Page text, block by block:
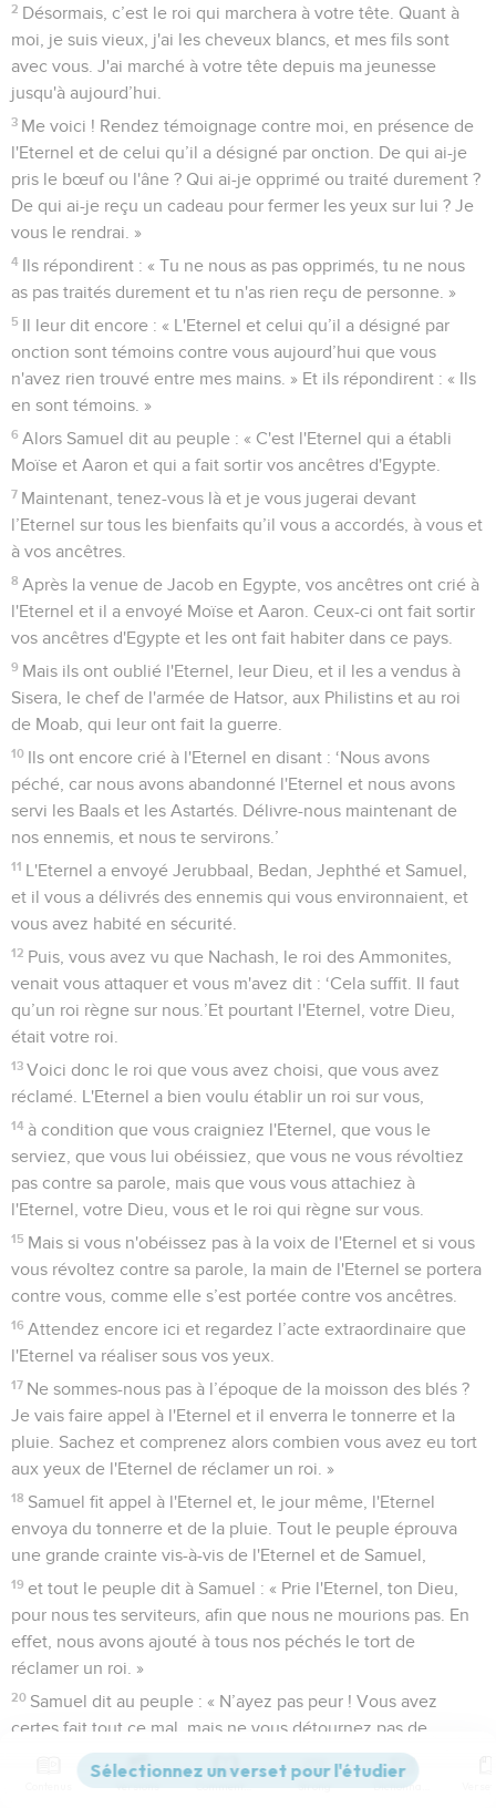
2 Désormais, c’est le roi qui marchera à votre tête. Quant à
moi, je suis vieux, j'ai les cheveux blancs, et mes fils sont
avec vous. J'ai marché à votre tête depuis ma jeunesse
jusqu'à aujourd’hui.
3 Me voici ! Rendez témoignage contre moi, en présence de
l'Eternel et de celui qu’il a désigné par onction. De qui ai-je
pris le bœuf ou l'âne ? Qui ai-je opprimé ou traité durement ?
De qui ai-je reçu un cadeau pour fermer les yeux sur lui ? Je
vous le rendrai. »
4 Ils répondirent : « Tu ne nous as pas opprimés, tu ne nous
as pas traités durement et tu n'as rien reçu de personne. »
5 Il leur dit encore : « L'Eternel et celui qu’il a désigné par
onction sont témoins contre vous aujourd’hui que vous
n'avez rien trouvé entre mes mains. » Et ils répondirent : « Ils
en sont témoins. »
6 Alors Samuel dit au peuple : « C'est l'Eternel qui a établi
Moïse et Aaron et qui a fait sortir vos ancêtres d'Egypte.
7 Maintenant, tenez-vous là et je vous jugerai devant
l’Eternel sur tous les bienfaits qu’il vous a accordés, à vous et
à vos ancêtres.
8 Après la venue de Jacob en Egypte, vos ancêtres ont crié à
l'Eternel et il a envoyé Moïse et Aaron. Ceux-ci ont fait sortir
vos ancêtres d'Egypte et les ont fait habiter dans ce pays.
9 Mais ils ont oublié l'Eternel, leur Dieu, et il les a vendus à
Sisera, le chef de l'armée de Hatsor, aux Philistins et au roi
de Moab, qui leur ont fait la guerre.
10 Ils ont encore crié à l'Eternel en disant : ‘Nous avons
péché, car nous avons abandonné l'Eternel et nous avons
servi les Baals et les Astartés. Délivre-nous maintenant de
nos ennemis, et nous te servirons.’
11 L'Eternel a envoyé Jerubbaal, Bedan, Jephthé et Samuel,
et il vous a délivrés des ennemis qui vous environnaient, et
vous avez habité en sécurité.
12 Puis, vous avez vu que Nachash, le roi des Ammonites,
venait vous attaquer et vous m'avez dit : ‘Cela suffit. Il faut
qu’un roi règne sur nous.’Et pourtant l'Eternel, votre Dieu,
était votre roi.
13 Voici donc le roi que vous avez choisi, que vous avez
réclamé. L'Eternel a bien voulu établir un roi sur vous,
14 à condition que vous craigniez l'Eternel, que vous le
serviez, que vous lui obéissiez, que vous ne vous révoltiez
pas contre sa parole, mais que vous vous attachiez à
l'Eternel, votre Dieu, vous et le roi qui règne sur vous.
15 Mais si vous n'obéissez pas à la voix de l'Eternel et si vous
vous révoltez contre sa parole, la main de l'Eternel se portera
contre vous, comme elle s’est portée contre vos ancêtres.
16 Attendez encore ici et regardez l’acte extraordinaire que
l'Eternel va réaliser sous vos yeux.
17 Ne sommes-nous pas à l’époque de la moisson des blés ?
Je vais faire appel à l'Eternel et il enverra le tonnerre et la
pluie. Sachez et comprenez alors combien vous avez eu tort
aux yeux de l'Eternel de réclamer un roi. »
18 Samuel fit appel à l'Eternel et, le jour même, l'Eternel
envoya du tonnerre et de la pluie. Tout le peuple éprouva
une grande crainte vis-à-vis de l'Eternel et de Samuel,
19 et tout le peuple dit à Samuel : « Prie l'Eternel, ton Dieu,
pour nous tes serviteurs, afin que nous ne mourions pas. En
effet, nous avons ajouté à tous nos péchés le tort de
réclamer un roi. »
20 Samuel dit au peuple : « N’ayez pas peur ! Vous avez
certes fait tout ce mal, mais ne vous détournez pas de
l'Eternel et servez-le de tout votre cœur.
Ne vous détournez pas de lui, car cela reviendrait à suivre
Versions Commentaires Strong